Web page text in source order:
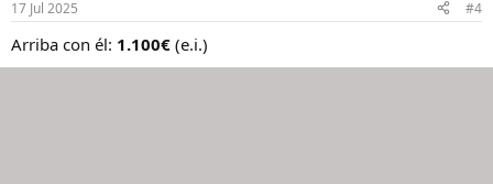
e
:
17 Jul 2025 #4
Arriba con él: 1.100€ (e.i.)